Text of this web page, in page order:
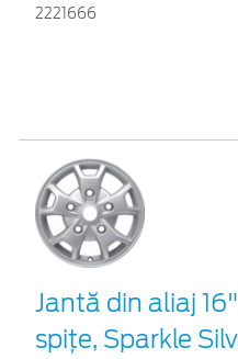
2221666
Jantă din aliaj
spiţe, Sparkle